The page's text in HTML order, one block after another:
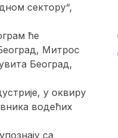
сектору“,
ће
Митрос
Београд,
у оквиру
водећих
са